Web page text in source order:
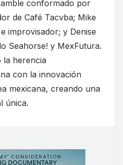
conformado por
de Café Tacvba; Mike
improvisador; y Denise
Seahorse! y MexFutura.
la herencia
con la innovación
mexicana, creando una
única.